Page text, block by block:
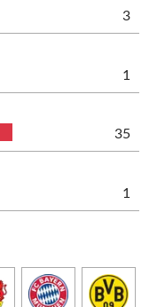
3
1
35
1